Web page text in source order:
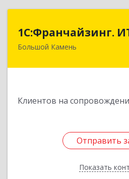
1С:Франчайзинг.
Большой Камень
Клиентов на
Отправить
Показать
692806, Приморский
Отправить
Назад